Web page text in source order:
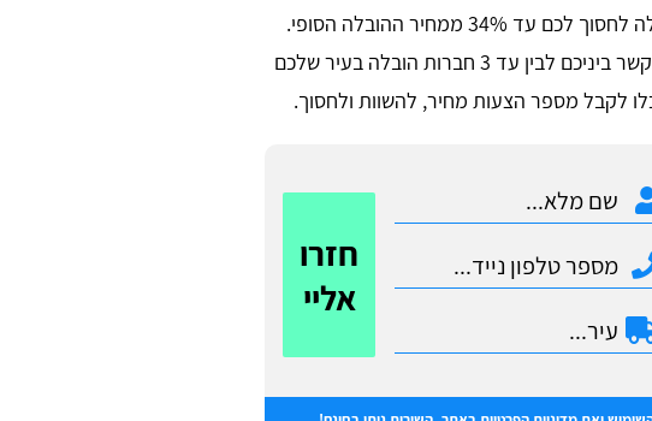
השוואת מחירים של הובלת חדר שינה יכולה לחסוך לכם עד 34% ממחיר ההובלה הסופי.
השאירו פרטים או התקשרו אלינו ואנחנו נקשר ביניכם לבין עד 3 חברות הובלה בעיר שלכם
לקבל מספר הצעות מחיר, להשוות ולחסוך.
חזרו
אליי